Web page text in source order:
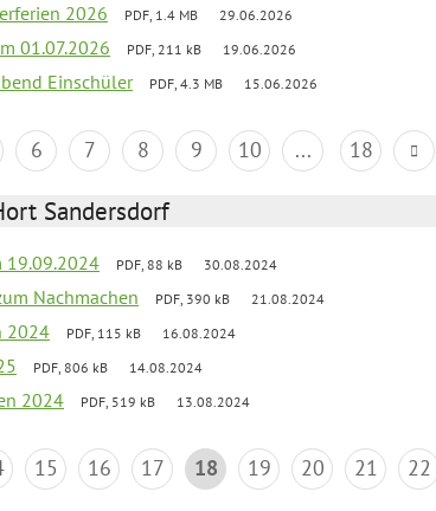
2026 PDF, 1.4 MB 29.06.2026
01.07.2026 PDF, 211 kB 19.06.2026
Einschüler PDF, 4.3 MB 15.06.2026
6 7 8 9 10 ... 18
Sandersdorf
19.09.2024 PDF, 88 kB 30.08.2024
Nachmachen PDF, 390 kB 21.08.2024
2024 PDF, 115 kB 16.08.2024
PDF, 806 kB 14.08.2024
2024 PDF, 519 kB 13.08.2024
15 16 17 18 19 20 21 22